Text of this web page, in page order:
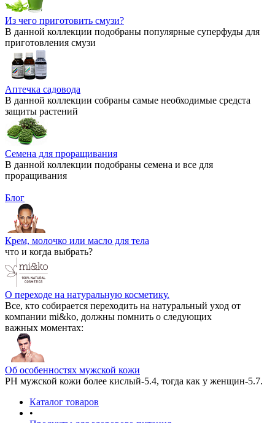
Из чего приготовить смузи?
В данной коллекции подобраны популярные суперфуды для
приготовления смузи
Аптечка садовода
В данной коллекции собраны самые необходимые средста
защиты растений
Семена для проращивания
В данной коллекции подобраны семена и все для
проращивания
Блог
Крем, молочко или масло для тела
что и когда выбрать?
О переходе на натуральную косметику.
Все, кто собирается переходить на натуральный уход от
компании mi&ko, должны помнить о следующих
важных моментах:
Об особенностях мужской кожи
РН мужской кожи более кислый-5.4, тогда как у женщин-5.7.
Каталог товаров
•